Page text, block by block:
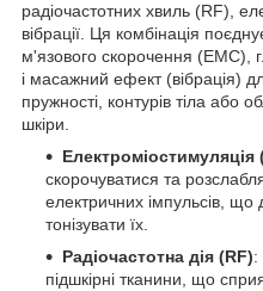
радіочастотних хвиль (RF),
вібрації. Ця комбінація
м'язового скорочення (ЕМС),
і масажний ефект (вібрація)
пружності, контурів тіла або
шкіри.
скорочуватися та
електричних імпульсів, що
тонізувати їх.
Радіочастотна дія (RF):
підшкірні тканини, що